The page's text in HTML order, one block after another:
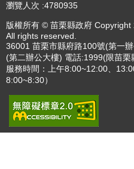
瀏覽人次 4780935
版權所有 © 苗栗縣政府
All rights reserved.
36001 苗栗市縣府路100號(第一
(第二辦公大樓) 電話:1999(限苗
服務時間：上午8:00~12:00、
8:00~8:30）